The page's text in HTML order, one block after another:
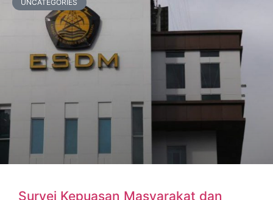
UNCATEGORIES
Survei Kepuasan Masyarakat dan